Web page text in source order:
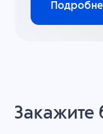
Закажите